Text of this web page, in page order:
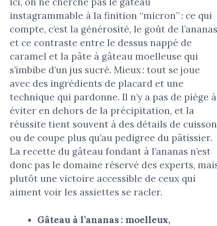
instagrammable à la finition “micron” : ce qui
compte, c’est la générosité, le goût de
et ce contraste entre le dessus nappé de
caramel et la pâte à gâteau moelleuse qui
s’imbibe d’un jus sucré. Mieux : tout se joue
avec des ingrédients de placard et une
technique qui pardonne. Il n’y a pas de piège à
éviter en dehors de la précipitation, et la
réussite tient souvent à des détails de cuisson
ou de coupe plus qu’au pedigree du pâtissier.
La recette du gâteau fondant à l’ananas n’est
donc pas le domaine réservé des experts,
plutôt une victoire accessible de ceux qui
aiment voir les assiettes se racler.
Gâteau à l’ananas : moelleux,